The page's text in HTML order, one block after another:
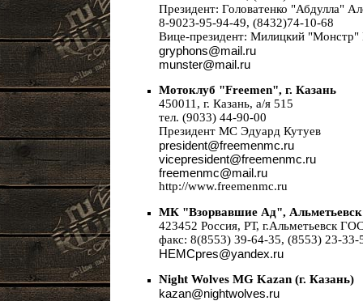
Президент: Головатенко "Абдулла"
8-9023-95-94-49, (8432)74-10-68
Вице-президент: Милицкий
gryphons@mail.ru
munster@mail.ru
Мотоклуб "Freemen", г. Казань
450011, г. Казань, а/я 515
тел. (9033) 44-90-00
Президент МС Эдуард Кутуев
president@freemenmc.ru
vicepresident@freemenmc.ru
freemenmc@mail.ru
http://www.freemenmc.ru
МК "Взорвавшие Ад", Альметьевск
423452 Россия, РТ, г.Альметьевск
факс: 8(8553) 39-64-35, (8553) 23-
HEMCpres@yandex.ru
Night Wolves MG Kazan (г. Казань)
kazan@nightwolves.ru